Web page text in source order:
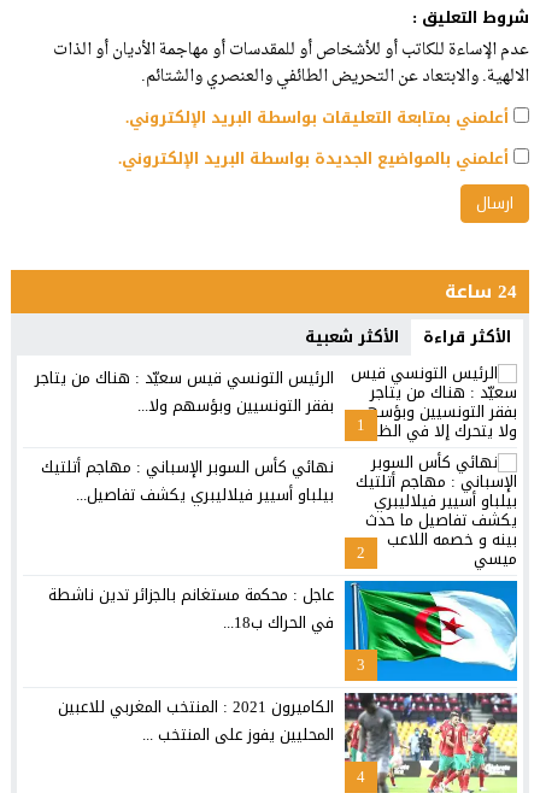
شروط التعليق :
عدم الإساءة للكاتب أو للأشخاص أو للمقدسات أو مهاجمة الأديان أو الذات
الالهية. والابتعاد عن التحريض الطائفي والعنصري والشتائم.
أعلمني بمتابعة التعليقات بواسطة البريد الإلكتروني.
أعلمني بالمواضيع الجديدة بواسطة البريد الإلكتروني.
24 ساعة
الأكثر قراءة الأكثر شعبية
1
الرئيس التونسي قيس سعيّد : هناك من يتاجر
بفقر التونسيين وبؤسهم ولا...
2
نهائي كأس السوبر الإسباني : مهاجم أتلتيك
بيلباو أسيير فيلاليبري يكشف تفاصيل...
3
عاجل : محكمة مستغانم بالجزائر تدين ناشطة
في الحراك ب18...
4
الكاميرون 2021 : المنتخب المغربي للاعبين
المحليين يفوز على المنتخب ...